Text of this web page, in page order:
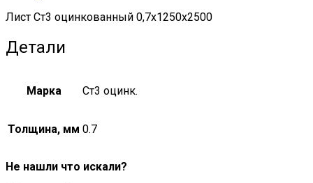
Лист Ст3 оцинкованный 0,7х1250х2500
Детали
Марка Ст3 оцинк.
Толщина, мм 0.7
Не нашли что искали?